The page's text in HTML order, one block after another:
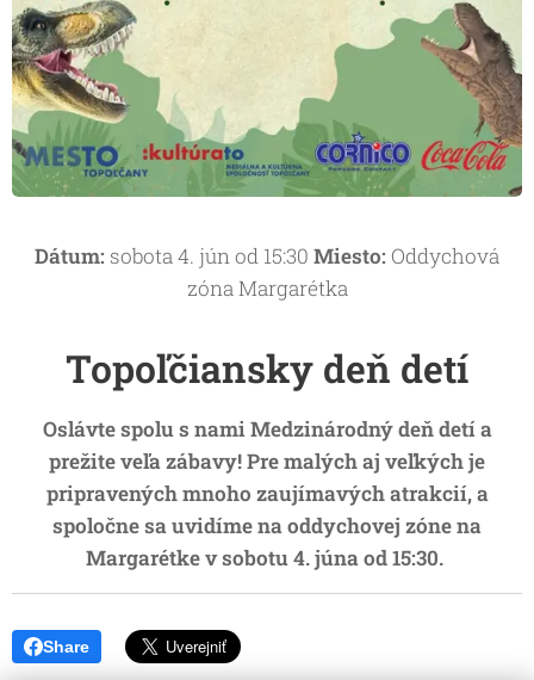
Dátum: sobota 4. jún od 15:30 Miesto: Oddychová
zóna Margarétka
Topoľčiansky deň detí
Oslávte spolu s nami Medzinárodný deň detí a
prežite veľa zábavy! Pre malých aj veľkých je
pripravených mnoho zaujímavých atrakcií, a
spoločne sa uvidíme na oddychovej zóne na
Margarétke v sobotu 4. júna od 15:30.
Share